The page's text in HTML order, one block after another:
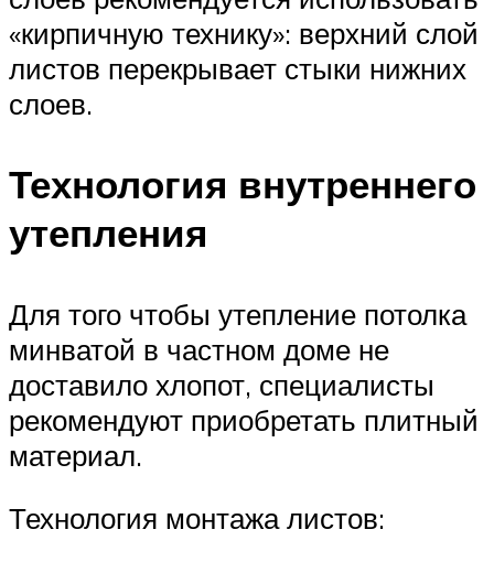
«кирпичную технику»: верхний слой
листов перекрывает стыки нижних
слоев.
Технология внутреннего
утепления
Для того чтобы утепление потолка
минватой в частном доме не
доставило хлопот, специалисты
рекомендуют приобретать плитный
материал.
Технология монтажа листов: